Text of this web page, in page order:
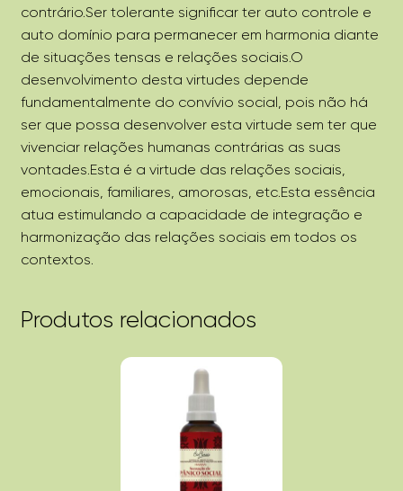
contrário.Ser tolerante significar ter auto controle e
auto domínio para permanecer em harmonia diante
de situações tensas e relações sociais.O
desenvolvimento desta virtudes depende
fundamentalmente do convívio social, pois não há
ser que possa desenvolver esta virtude sem ter que
vivenciar relações humanas contrárias as suas
vontades.Esta é a virtude das relações sociais,
emocionais, familiares, amorosas, etc.Esta essência
atua estimulando a capacidade de integração e
harmonização das relações sociais em todos os
contextos.
Produtos relacionados